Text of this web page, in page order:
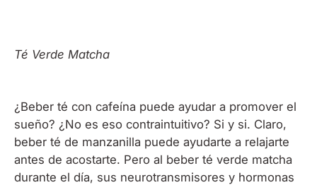
Té Verde Matcha
¿Beber té con cafeína puede ayudar a promover el
sueño? ¿No es eso contraintuitivo? Si y si. Claro,
beber té de manzanilla puede ayudarte a relajarte
antes de acostarte. Pero al beber té verde matcha
durante el día, sus neurotransmisores y hormonas